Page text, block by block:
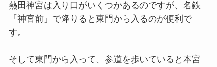
熱田神宮は入り口がいくつかあるのですが、名鉄
「神宮前」で降りると東門から入るのが便利で
す。
そして東門から入って、参道を歩いていると本宮